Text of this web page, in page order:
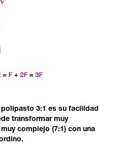
3:1 es su facilidad
transformar muy
complejo (7:1) con una